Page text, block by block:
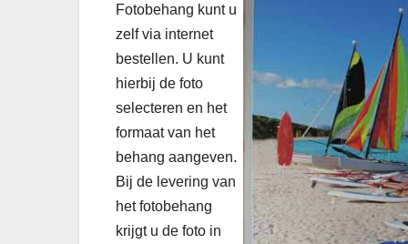
Fotobehang kunt u
zelf via internet
bestellen. U kunt
hierbij de foto
selecteren en het
formaat van het
behang aangeven.
Bij de levering van
het fotobehang
krijgt u de foto in